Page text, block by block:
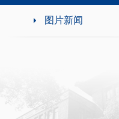
图片新闻